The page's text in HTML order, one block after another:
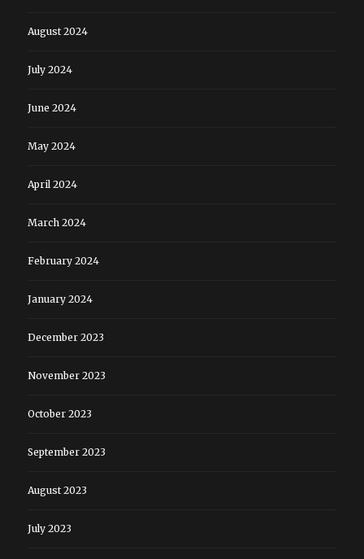
August 2024
July 2024
June 2024
May 2024
April 2024
March 2024
February 2024
January 2024
December 2023
November 2023
October 2023
September 2023
August 2023
July 2023